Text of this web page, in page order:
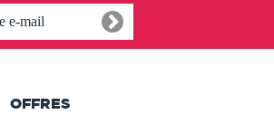
OFFRES